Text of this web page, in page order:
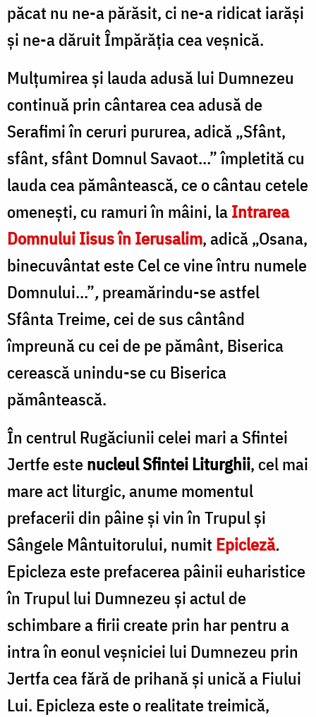
păcat nu ne-a părăsit, ci ne-a ridicat iarăși
și ne-a dăruit Împărăția cea veșnică.
Mulțumirea și lauda adusă lui Dumnezeu
continuă prin cântarea cea adusă de
Serafimi în ceruri pururea, adică „Sfânt,
sfânt, sfânt Domnul Savaot…” împletită cu
lauda cea pământească, ce o cântau cetele
omenești, cu ramuri în mâini, laIntrarea
Domnului Iisus în Ierusalim, adică „Osana,
binecuvântat este Cel ce vine întru numele
Domnului…”,preamărindu-se astfel
Sfânta Treime, cei de sus cântând
împreună cu cei de pe pământ, Biserica
cerească unindu-se cu Biserica
pământească.
În centrul Rugăciunii celei mari a Sfintei
Jertfe estenucleul Sfintei Liturghii, cel mai
mare act liturgic, anume momentul
prefacerii din pâine și vin în Trupul și
Sângele Mântuitorului, numit Epicleză.
Epicleza este prefacerea pâinii euharistice
în Trupul lui Dumnezeu şi actul de
schimbare a firii create prin har pentru a
intra în eonul veşniciei lui Dumnezeu prin
Jertfa cea fără de prihană şi unică a Fiului
Lui. Epicleza este o realitate treimică,